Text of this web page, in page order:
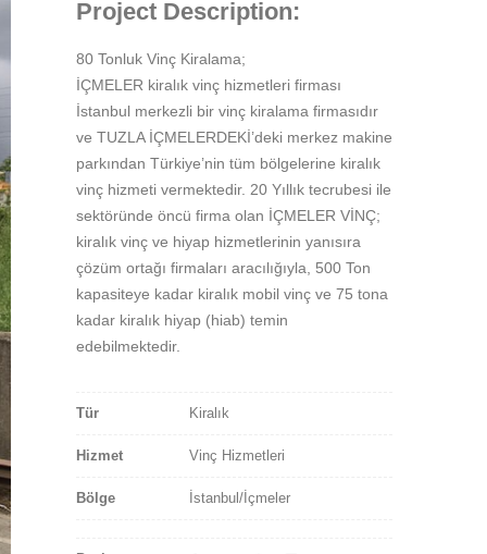
Project Description:
80 Tonluk Vinç Kiralama;
İÇMELER kiralık vinç hizmetleri firması
İstanbul merkezli bir vinç kiralama firmasıdır
ve TUZLA İÇMELERDEKİ’deki merkez makine
parkından Türkiye’nin tüm bölgelerine kiralık
vinç hizmeti vermektedir. 20 Yıllık tecrubesi ile
sektöründe öncü firma olan İÇMELER VİNÇ;
kiralık vinç ve hiyap hizmetlerinin yanısıra
çözüm ortağı firmaları aracılığıyla, 500 Ton
kapasiteye kadar kiralık mobil vinç ve 75 tona
kadar kiralık hiyap (hiab) temin
edebilmektedir.
Tür Kiralık
Hizmet Vinç Hizmetleri
Bölge İstanbul/İçmeler